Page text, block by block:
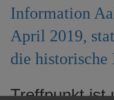
Information
April 2019,
die historische
Treffpunkt ist